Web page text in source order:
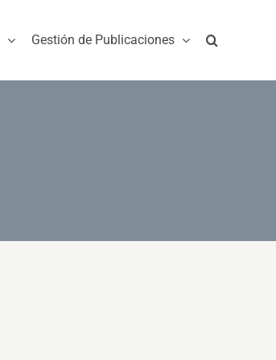
Gestión de Publicaciones